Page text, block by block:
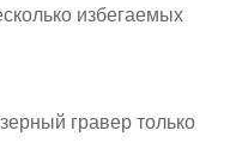
избегаемых
гравер только